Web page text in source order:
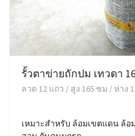
รั้วตาข่ายถักปม เทวดา
ลวด 12 แถว / สูง 165 ซม / ห่าง
เหมาะสำหรับ ล้อมเขตแดน ล้